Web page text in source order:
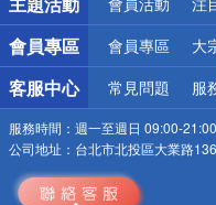
會員專區 會員專區 大
客服中心 常見問題 服
服務時間： 週一至週日 09:00-
公司地址： 台北市北投區大業路